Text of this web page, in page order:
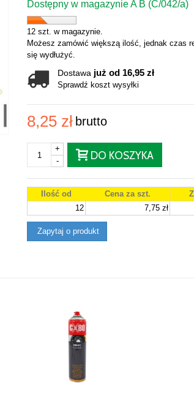
Dostępny w magazynie A B (C/042/a)
12 szt. w magazynie.
Możesz zamówić większą ilość, jednak czas
się wydłużyć.
Dostawa już od 16,95 zł
Sprawdź koszt wysyłki
8,25 zł brutto
-
+
DO KOSZYKA
Ilość od Cena za szt.
12
7,75 zł
Zapytaj o produkt